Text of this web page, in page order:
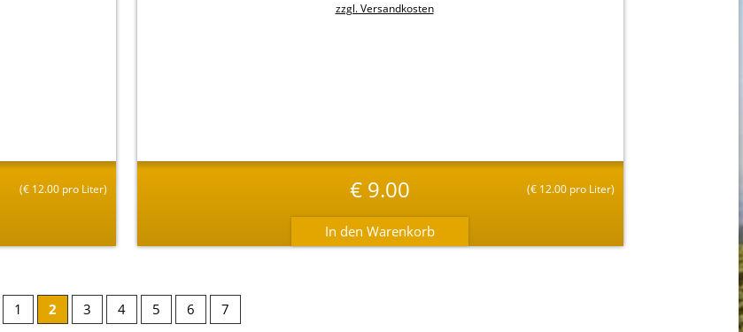
(€ 12.00 pro Liter)
zzgl. Versandkosten
€ 9.00 (€12.00 pro Liter)
1 2 3 4 5 6 7